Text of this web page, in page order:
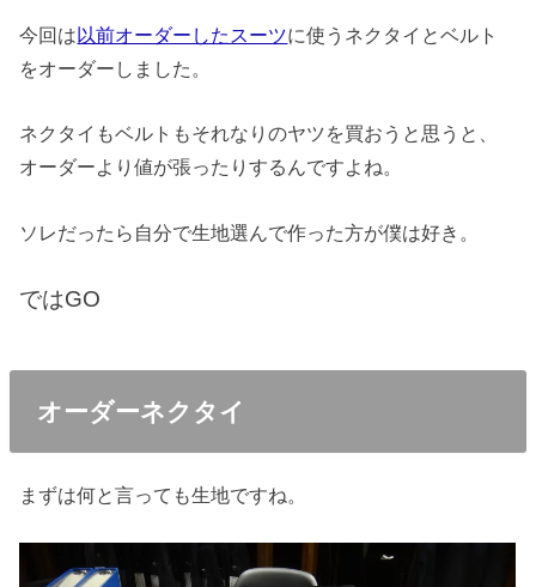
今回は以前オーダーしたスーツに使うネクタイとベルト
をオーダーしました。
ネクタイもベルトもそれなりのヤツを買おうと思うと、
オーダーより値が張ったりするんですよね。
ソレだったら自分で生地選んで作った方が僕は好き。
ではGO
オーダーネクタイ
まずは何と言っても生地ですね。